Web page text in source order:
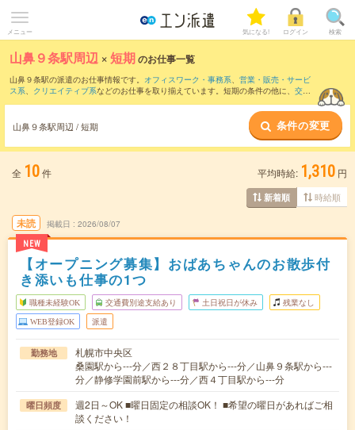
メニュー 気になる! ログイン 検索
山鼻９条駅周辺 ×短期のお仕事一覧
山鼻９条駅の派遣のお仕事情報です。 オフィスワーク・事務系、 営業・販売・サービ
ス系、 クリエイティブ系などのお仕事を取り揃えています。短期の条件の他に、 交通
山鼻９条駅周辺 / 短期 条件の変更
全 10件 平均時給: 1,310 円
新着順 時給順
未読
NEW
掲載日 2026/08/07
【オープニング募集】おばあちゃんのお散歩付
き添いも仕事の1つ
職種未経験OK 交通費別途支給あり 土日祝日が休み 残業なし
WEB登録OK 派遣
勤務地
札幌市中央区
桑園駅から---分／西２８丁目駅から---分／山鼻９条駅から---
分／静修学園前駅から---分／西４丁目駅から---分
曜日頻度
週2日～OK ■曜日固定の相談OK！ ■希望の曜日があればご相
談ください！